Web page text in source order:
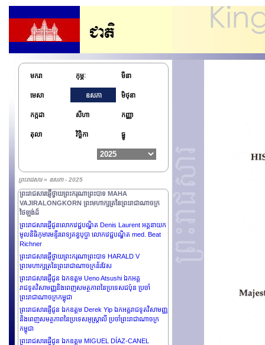
មករា កុម្ភៈ មីនា
មេសា ឧសភា មិថុនា
កក្កដា សីហា កញ្ញា
តុលា វិច្ឆិកា ធ្នូ
ព្រះរាជសារ » ឧសភា - 2025
ព្រះរាជាណាចក្រកម្ពុជា
ព្រះរាជសារផ្ញើជូន ឯកឧត្តម XI JINPING ប្រធានាធិបតីនៃ
សាធារណរដ្ឋប្រជាមានិតចិន
ព្រះរាជសារផ្ញើប្រគេន ព្រះតេជគុណបណ្ឌិត Kyuse Enshinjoh
សាសនាពិភពលោក ស្ថាបនិកព្រះសង្ឃជាន់ខ្ពស់នៃនិកាយ
Nenbutsushu និង ព្រះតេជគុណបណ្ឌិត Kori Shinkai
ប្រធានកិច្ចប្រជុំកំពូលព្រះពុទ្ធសាសនា សន្និសីទកំពូលព្រះពុទ្ធ
សាសនាពិភពលោក ព្រះសង្ឃជាន់ខ្ពស់នៃនិកាយ
Nenbutsushu.
ព្រះរាជសារផ្ញើជូន ឯកឧត្តម Ermenegildo Kupa Lopes ឯក
អគ្គរដ្ឋទូតវិសាមញ្ញ និងពេញសមត្ថភាពនៃសាធារណរដ្ឋប្រជា
ព្រះរាជាណាចក្រកម្ពុជា
ព្រះរាជសារផ្ញើជូន ឯកឧត្តម VLADIMIR PUTIN ប្រធានាធិបតី
ព្រះរាជសារផ្ញើជូន ឯកឧត្តម PAUL BIYA ប្រធានាធិបតីនៃ
សាធារណរដ្ឋកាមេរូន
ព្រះរាជសារផ្ញើថ្វាយព្រះករុណាព្រះបាទ MAHA
VAJIRALONGKORN ព្រះមហាក្សត្រនៃព្រះរាជាណាចក្រ
ថៃឡង់ដ៍
ព្រះរាជសារផ្ញើជូនលោកវេជ្ជបណ្ឌិត Denis Laurent អគ្គនាយក
មូលនិធិកុមារមន្ទីរពេទ្យគន្ធបុប្ផា លោកវេជ្ជបណ្ឌិត med. Beat
Richner
ព្រះរាជសារផ្ញើថ្វាយព្រះករុណាព្រះបាទ HARALD V
ព្រះមហាក្សត្រនៃព្រះរាជាណាចក្រន័រវែស
ព្រះរាជសារផ្ញើជូន ឯកឧត្តម Ueno Atsushi ឯកអគ្គ
រាជទូតវិសាមញ្ញនិងពេញសមត្ថភាពនៃប្រទេសជប៉ុន ប្រចាំ
ព្រះរាជាណាចក្រកម្ពុជា
ព្រះរាជសារផ្ញើជូន ឯកឧត្តម Derek Yip ឯកអគ្គរាជទូតវិសាមញ្ញ
និងពេញសមត្ថភាពនៃប្រទេសអូស្រ្តាលី ប្រចាំព្រះរាជាណាចក្រ
កម្ពុជា
ព្រះរាជសារផ្ញើជូន ឯកឧត្តម MIGUEL DÍAZ-CANEL